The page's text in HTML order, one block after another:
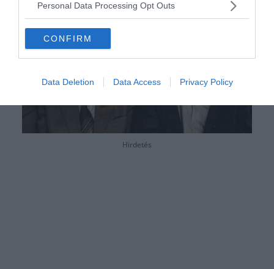
Personal Data Processing Opt Outs
CONFIRM
Data Deletion Data Access Privacy Policy
Hirdetés